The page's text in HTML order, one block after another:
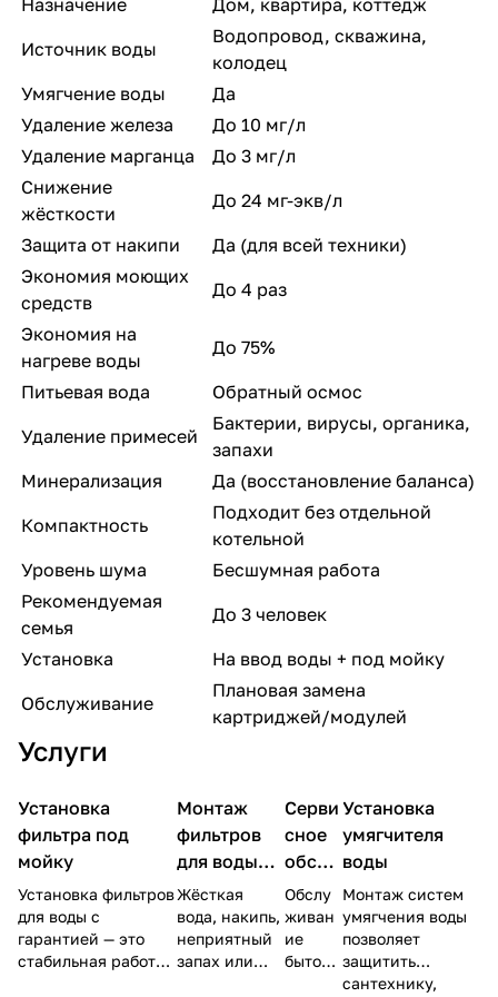
Источник воды
Водопровод, скважина,
колодец
Умягчение воды
Да
Удаление железа
До 10 мг/л
Удаление марганца
До 3 мг/л
Снижение
жёсткости
До 24 мг-экв/л
Защита от накипи
Да (для всей техники)
Экономия моющих
средств
До 4 раз
Экономия на
нагреве воды
До 75%
Питьевая вода
Обратный осмос
Удаление примесей
Бактерии, вирусы, органика,
запахи
Минерализация
Да (восстановление баланса)
Компактность
Подходит без отдельной
котельной
Уровень шума
Бесшумная работа
Рекомендуемая
семья
До 3 человек
Установка
На ввод воды + под мойку
Обслуживание
Плановая замена
картриджей/модулей
Услуги
Установка
фильтра под
мойку
Установка фильтров
для воды с
гарантией — это
стабильная работа
Монтаж
фильтров
для воды
под ключ
для
квартиры и
дома
Жёсткая
вода, накипь,
неприятный
запах или
Серви
сное
обслу
живан
ие
кажд
ые 6
Обслу
живан
ие
бытовы
Установка
умягчителя
воды
Монтаж систем
умягчения воды
позволяет
защитить
сантехнику,